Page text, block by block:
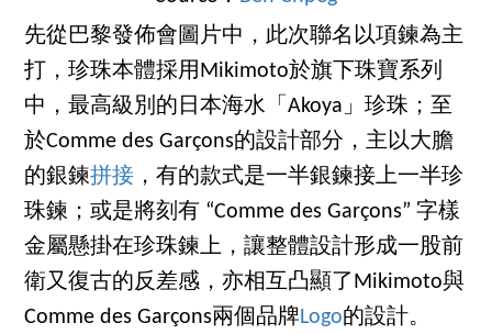
先從巴黎發佈會圖片中，此次聯名以項鍊為主
打，珍珠本體採用Mikimoto於旗下珠寶系列
中，最高級別的日本海水「Akoya」珍珠；至
於Comme des Garçons的設計部分，主以大膽
的銀鍊拼接 ，有的款式是一半銀鍊接上一半珍
珠鍊；或是將刻有 “Comme des Garçons” 字樣
金屬懸掛在珍珠鍊上，讓整體設計形成一股前
衛又復古的反差感，亦相互凸顯了Mikimoto與
Comme des Garçons兩個品牌 Logo的設計。